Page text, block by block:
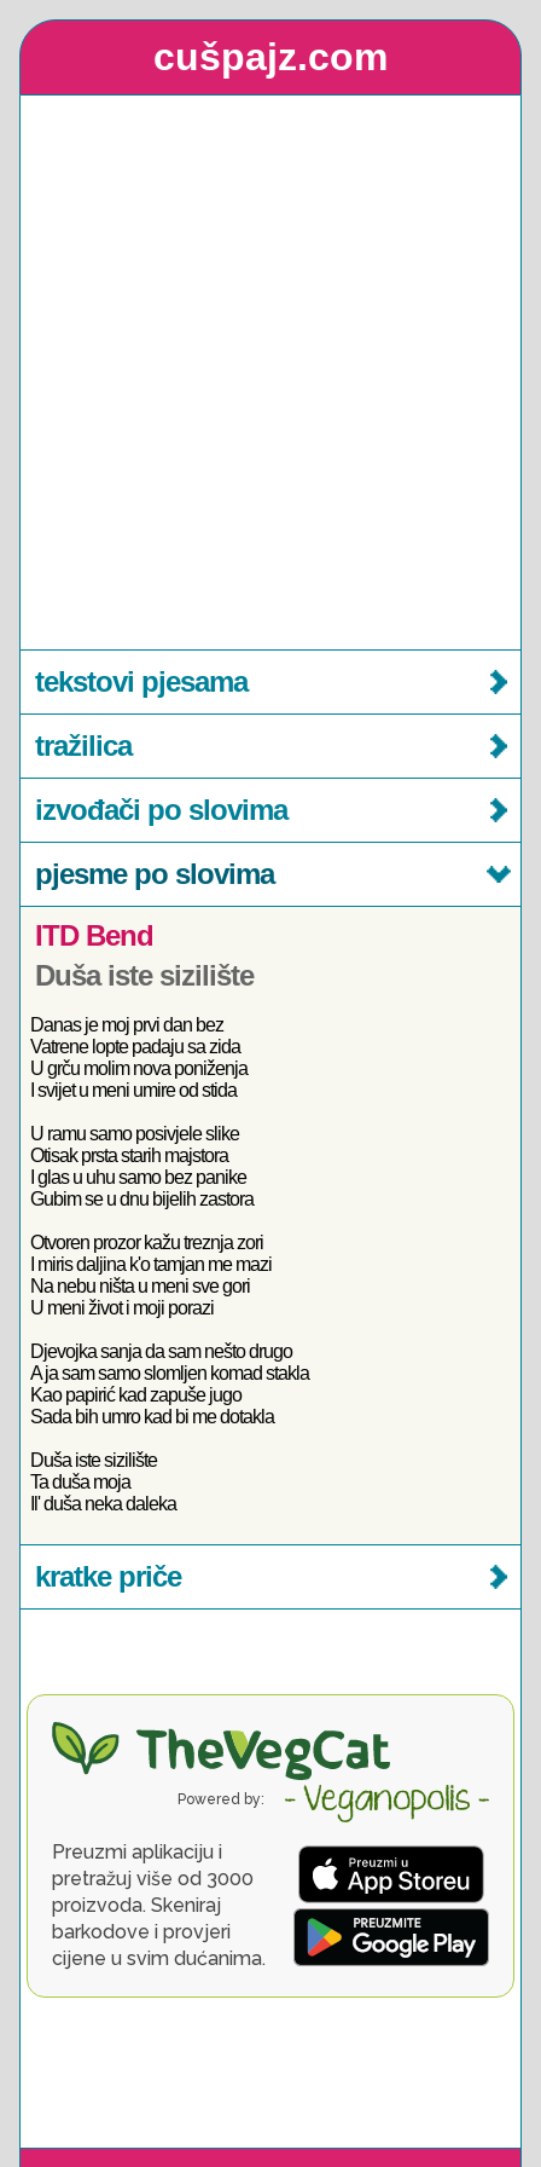
cušpajz.com
tekstovi pjesama
tražilica
izvođači po slovima
pjesme po slovima
ITD Bend
Duša iste sizilište
Danas je moj prvi dan bez
Vatrene lopte padaju sa zida
U grču molim nova poniženja
I svijet u meni umire od stida
U ramu samo posivjele slike
Otisak prsta starih majstora
I glas u uhu samo bez panike
Gubim se u dnu bijelih zastora
Otvoren prozor kažu treznja zori
I miris daljina k'o tamjan me mazi
Na nebu ništa u meni sve gori
U meni život i moji porazi
Djevojka sanja da sam nešto drugo
A ja sam samo slomljen komad stakla
Kao papirić kad zapuše jugo
Sada bih umro kad bi me dotakla
Duša iste sizilište
Ta duša moja
Il' duša neka daleka
kratke priče